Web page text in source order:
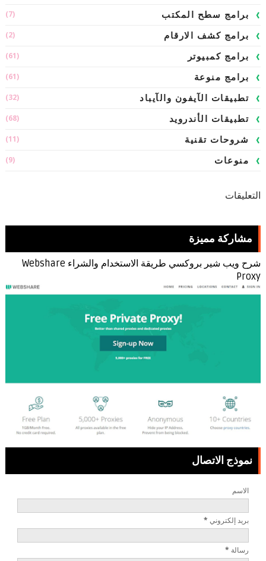
برامج سطح المكتب (7)
برامج كشف الارقام (2)
برامج كمبيوتر (61)
برامج منوعة (61)
تطبيقات الآيفون والآيباد (32)
تطبيقات الأندرويد (68)
شروحات تقنية (11)
منوعات (9)
التعليقات
مشاركة مميزة
شرح ويب شير بروكسي طريقة الاستخدام والشراء Webshare
Proxy
نموذج الاتصال
الاسم
بريد إلكتروني *
رسالة *